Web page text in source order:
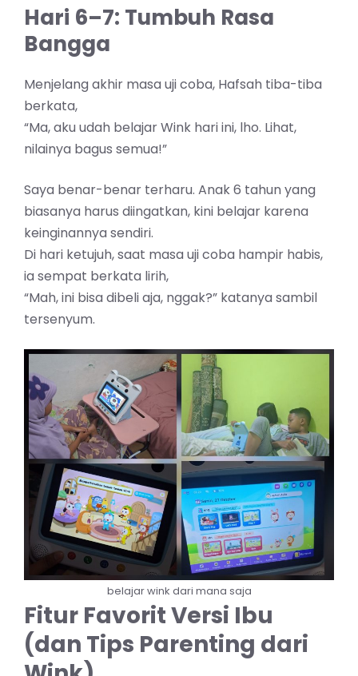
Hari 6–7: Tumbuh Rasa
Bangga
Menjelang akhir masa uji coba, Hafsah tiba-tiba
berkata,
“Ma, aku udah belajar Wink hari ini, lho. Lihat,
nilainya bagus semua!”
Saya benar-benar terharu. Anak 6 tahun yang
biasanya harus diingatkan, kini belajar karena
keinginannya sendiri.
Di hari ketujuh, saat masa uji coba hampir habis,
ia sempat berkata lirih,
“Mah, ini bisa dibeli aja, nggak?” katanya sambil
tersenyum.
belajar wink dari mana saja
Fitur Favorit Versi Ibu
(dan Tips Parenting dari